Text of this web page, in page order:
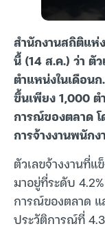
สำนักงานสถิติแห่
นี้ (14 ส.ค.) ว่า ตั
ตำแหน่งในเดือน
ขึ้นเพียง 1,000
การณ์ของตลาด
การจ้างงานพนักง
ตัวเลขจ้างงานที่แ
มาอยู่ที่ระดับ
การณ์ของตลาด แ
ประวัติการณ์ที่